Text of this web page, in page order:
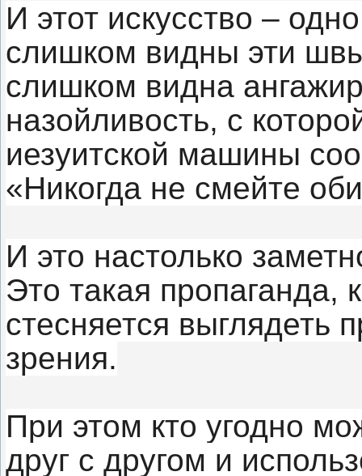
И этот искусство –
слишком видны эти
слишком видна
назойливость, с
иезуитской машины
«Никогда не смейте
И это настолько
Это такая пропаганда,
стесняется выглядеть
зрения.
При этом кто угодно
друг с другом и